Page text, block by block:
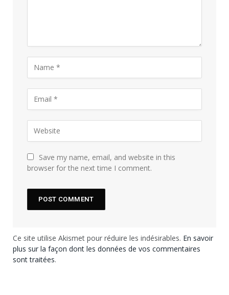
Save my name, email, and website in this
browser for the next time I comment.
Ce site utilise Akismet pour réduire les indésirables. En savoir
plus sur la façon dont les données de vos commentaires
sont traitées.